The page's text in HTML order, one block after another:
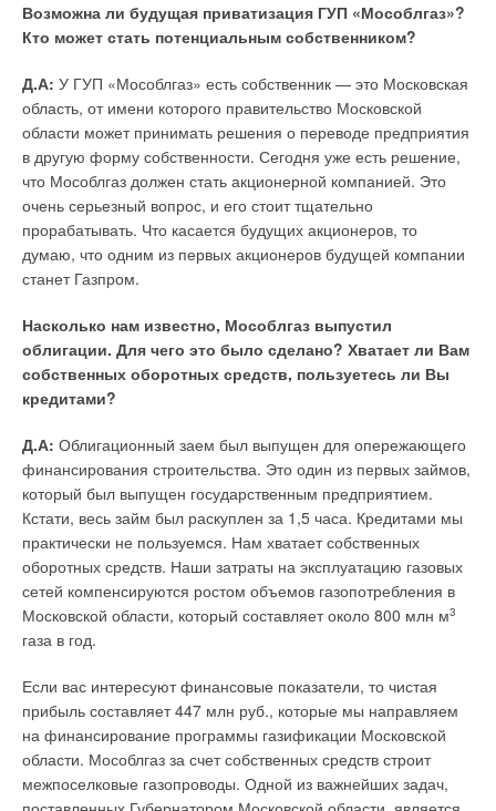
Возможна ли будущая приватизация ГУП «Мособлгаз»?
Кто может стать потенциальным собственником?
Д.А: У ГУП «Мособлгаз» есть собственник — это Московская
область, от имени которого правительство Московской
области может принимать решения о переводе предприятия
в другую форму собственности. Сегодня уже есть решение,
что Мособлгаз должен стать акционерной компанией. Это
очень серьезный вопрос, и его стоит тщательно
прорабатывать. Что касается будущих акционеров, то
думаю, что одним из первых акционеров будущей компании
станет Газпром.
Насколько нам известно, Мособлгаз выпустил
облигации. Для чего это было сделано? Хватает ли Вам
собственных оборотных средств, пользуетесь ли Вы
кредитами?
Д.А: Облигационный заем был выпущен для опережающего
финансирования строительства. Это один из первых займов,
который был выпущен государственным предприятием.
Кстати, весь займ был раскуплен за 1,5 часа. Кредитами мы
практически не пользуемся. Нам хватает собственных
оборотных средств. Наши затраты на эксплуатацию газовых
сетей компенсируются ростом объемов газопотребления в
Московской области, который составляет около 800 млн м3
газа в год.
Если вас интересуют финансовые показатели, то чистая
прибыль составляет 447 млн руб., которые мы направляем
на финансирование программы газификации Московской
области. Мособлгаз за счет собственных средств строит
межпоселковые газопроводы. Одной из важнейших задач,
Капитальные и эксплуатационные затраты при
использовании УФ-установок обеззараживания подземных
Китай в России: перспективы развития
Классификация систем кондиционирования.
Неоднозначность подходов и направлений
Медно-никелевая катастрофа
Насосные установки ГРАНФЛОУ® — завоевание рынка
Новейшие трубопроводные системы
Новые нормы снимают запреты и противоречия
Регуляторы расхода воздуха. Их функции, проектирование
и пуско- наладка систем с переменным расходом
Российский рынок отопительных приборов. Алюминиевые
радиаторы
Скупой платит дважды, или Чем грозит установка
морально устаревающего оборудования?
СНИП 23-02–2003 «Тепловая защита зданий» — старые
ошибки в новой словесной оболочке
Стоимость отопления на разных видах топлива.
Природный газ и альтернативы. Газификация крупных
объектов.
Теплоснабжение городов с крупными промышленными
предприятиями
теплоснабжения
Экономичные насосы от «Элиты»
Электрическое отопление и ГВС многоэтажных домов —
практика внедрения